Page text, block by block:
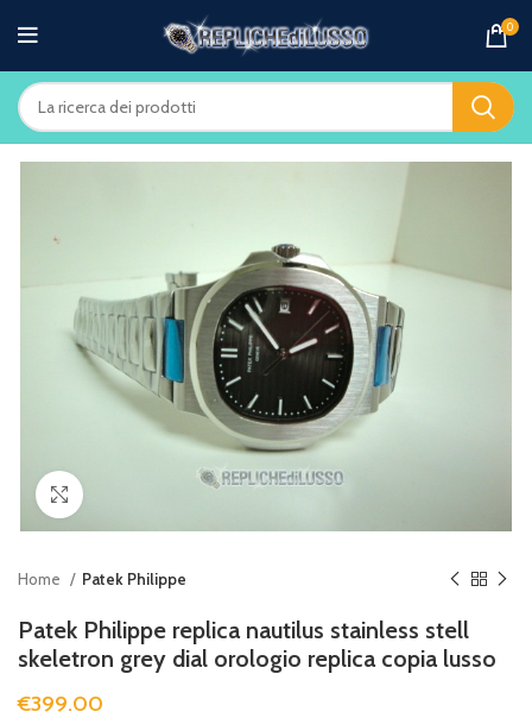
0
Clicca per ingrandire
Home Patek Philippe
Patek Philippe replica nautilus stainless stell
skeletron grey dial orologio replica copia lusso
€399.00